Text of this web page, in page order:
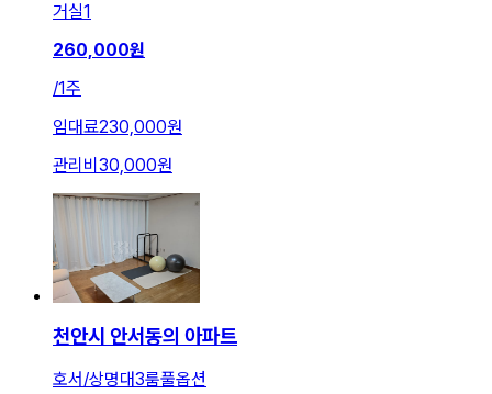
거실1
260,000원
/1주
임대료230,000원
관리비 30,000원
천안시 안서동의 아파트
호서/상명대3룸풀옵션